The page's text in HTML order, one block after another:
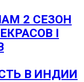
2 СЕЗОН
I
В ИНДИИ